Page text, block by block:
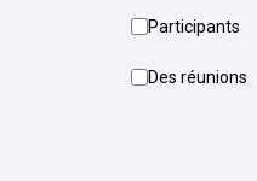
Participants
Des réunions